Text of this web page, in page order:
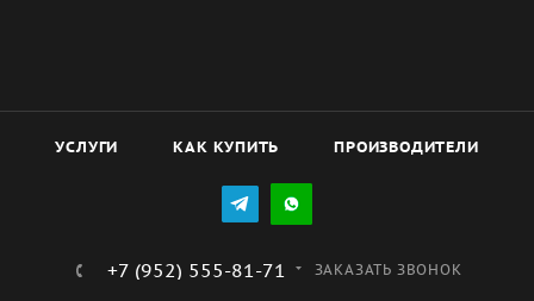
УСЛУГИ КАК КУПИТЬ ПРОИЗВОДИТЕЛИ
+7 (952) 555-81-71 ЗАКАЗАТЬ ЗВОНОК